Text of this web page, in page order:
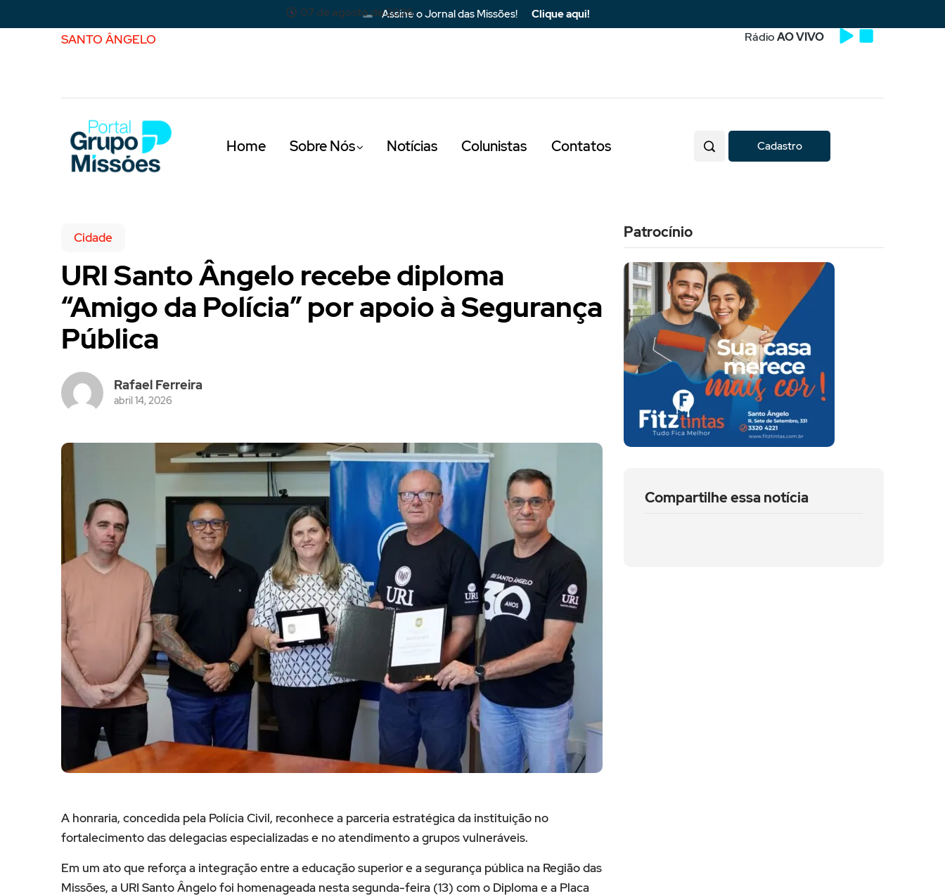
Assine o Jornal das Missões! Clique aqui!
SANTO ÂNGELO
07 de agosto de 2026
RádioAO VIVO
Home Sobre Nós Notícias Colunistas Contatos Cadastro
Cidade
URI Santo Ângelo recebe diploma
“Amigo da Polícia” por apoio à Segurança
Pública
Rafael Ferreira
abril 14, 2026
A honraria, concedida pela Polícia Civil, reconhece a parceria estratégica da instituição no
fortalecimento das delegacias especializadas e no atendimento a grupos vulneráveis.
Em um ato que reforça a integração entre a educação superior e a segurança pública na Região das
Missões, a URI Santo Ângelo foi homenageada nesta segunda-feira (13) com o Diploma e a Placa
Patrocínio
Compartilhe essa notícia